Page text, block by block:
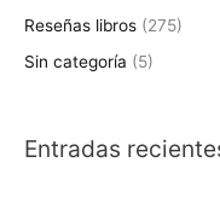
Reseñas libros (275)
Sin categoría (5)
Entradas